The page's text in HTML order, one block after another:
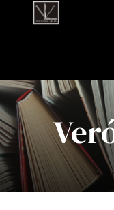
Inicio
Acerca de mí
Mis Libros